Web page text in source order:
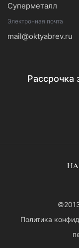
Суперметалл
Электронная почта
mail@oktyabrev.ru
Рассрочка
Политика